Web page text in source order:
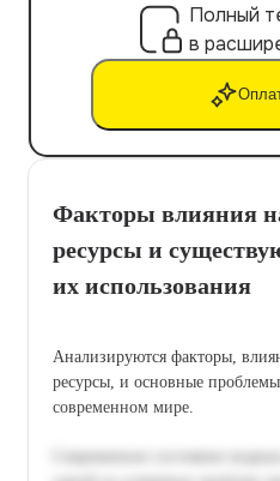
Полный
в
Факторы влияния
ресурсы и
их использования
Анализируются факторы,
ресурсы, и основные
современном мире.